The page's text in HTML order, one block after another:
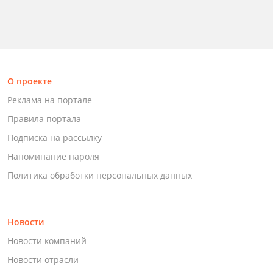
О проекте
Реклама на портале
Правила портала
Подписка на рассылку
Напоминание пароля
Политика обработки персональных данных
Новости
Новости компаний
Новости отрасли